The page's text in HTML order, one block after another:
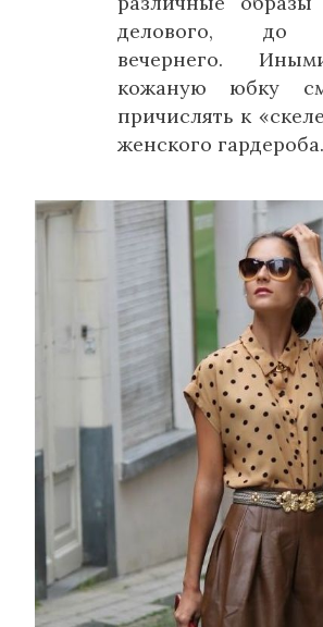
делового, до
вечернего.
кожаную юбку
причислять к
женского гардероба.